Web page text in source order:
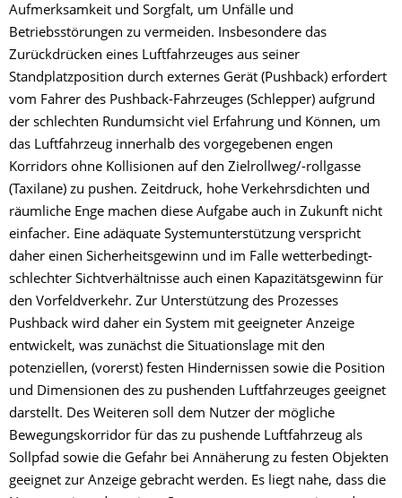
Aufmerksamkeit und Sorgfalt, um Unfälle und
Betriebsstörungen zu vermeiden. Insbesondere das
Zurückdrücken eines Luftfahrzeuges aus seiner
Standplatzposition durch externes Gerät (Pushback) erfordert
vom Fahrer des Pushback-Fahrzeuges (Schlepper) aufgrund
der schlechten Rundumsicht viel Erfahrung und Können, um
das Luftfahrzeug innerhalb des vorgegebenen engen
Korridors ohne Kollisionen auf den Zielrollweg/-rollgasse
(Taxilane) zu pushen. Zeitdruck, hohe Verkehrsdichten und
räumliche Enge machen diese Aufgabe auch in Zukunft nicht
einfacher. Eine adäquate Systemunterstützung verspricht
daher einen Sicherheitsgewinn und im Falle wetterbedingt-
schlechter Sichtverhältnisse auch einen Kapazitätsgewinn für
den Vorfeldverkehr. Zur Unterstützung des Prozesses
Pushback wird daher ein System mit geeigneter Anzeige
entwickelt, was zunächst die Situationslage mit den
potenziellen, (vorerst) festen Hindernissen sowie die Position
und Dimensionen des zu pushenden Luftfahrzeuges geeignet
darstellt. Des Weiteren soll dem Nutzer der mögliche
Bewegungskorridor für das zu pushende Luftfahrzeug als
Sollpfad sowie die Gefahr bei Annäherung zu festen Objekten
geeignet zur Anzeige gebracht werden. Es liegt nahe, dass die